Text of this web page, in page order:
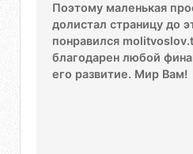
Поэтому маленькая
долистал страницу до
понравился
благодарен любой
его развитие. Мир Вам!